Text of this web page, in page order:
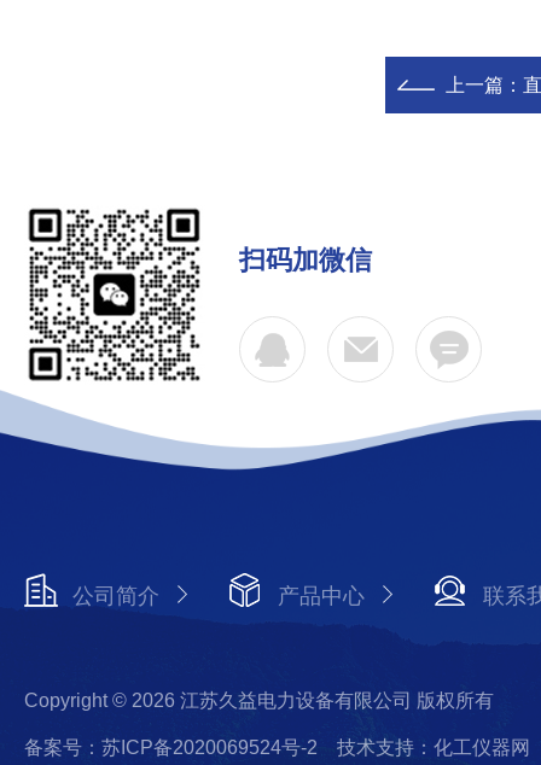
上一篇：
扫码加微信
公司简介 产品中心 联系
Copyright © 2026 江苏久益电力设备有限公司 版权所有
备案号：苏ICP备2020069524号-2
技术支持：化工仪器网